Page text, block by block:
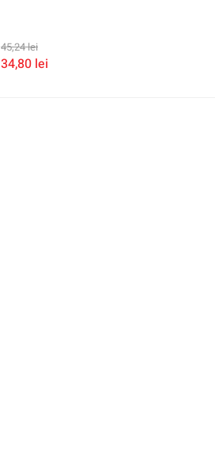
45,24lei
34,80 lei